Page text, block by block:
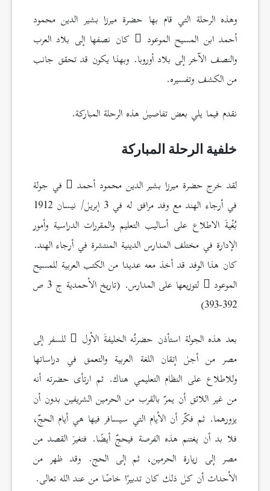
وهذه الرحلة التي قام بها حضرة ميرزا بشير الدين محمود
أحمد ابن المسيح الموعود
كان نصفها إلى بلاد العرب
والنصف الآخر إلى بلاد أوروبا. وبهذا يكون قد تحقق جانب
من الكشف وتفسيره.
نقدم فيما يلي بعض تفاصيل هذه الرحلة المباركة.
خلفية الرحلة المباركة
لقد خرج حضرة ميرزا بشير الدين محمود أحمد
في جولة
في أرجاء الهند مع وفد مرافق له في 3 إبريل/ نيسان 1912
بُغْيةَ الاطلاع على أساليب التعليم والمقررات الدراسية وأمور
الإدارة في مختلف المدارس الدينية المنتشرة في أرجاء الهند.
كان هذا الوفد قد أخذ معه عديدا من الكتب العربية للمسيح
الموعود
لتوزيعها على المدارس. (تاريخ الأحمدية ج 3 ص
392-393)
بعد هذه الجولة استأذن حضرتُه الخليفةَ الأول
للسفر إلى
مصر من أجل إتقان اللغة العربية والتعمق في دراساتها
وللاطلاع على النظام التعليمي هناك. ثم ارتأى حضرته أنه
من غير اللائق أن يمرّ بالقرب من الحرمين الشريفين بدون أن
يزورهما. ثم فكّر أن الأيام التي سيسافر فيها هي أيام الحجّ،
فلا بد أن يغتنم هذه الفرصة فيحجّ أيضًا. فتغيرَ القصد من
مصر إلى زيارة الحرمين، ثم إلى الحج. وقد ظهر من
الأحداث أن كل ذلك كان تدبيرًا خاصًا من عند الله تعالى.